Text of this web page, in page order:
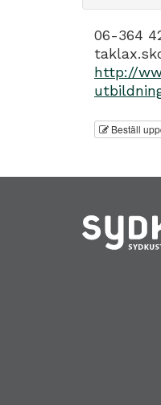
06-364
http://
Beställ